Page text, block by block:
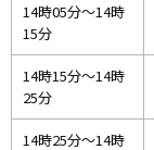
14時05分～14時
15分
14時15分～14時
25分
14時25分～14時